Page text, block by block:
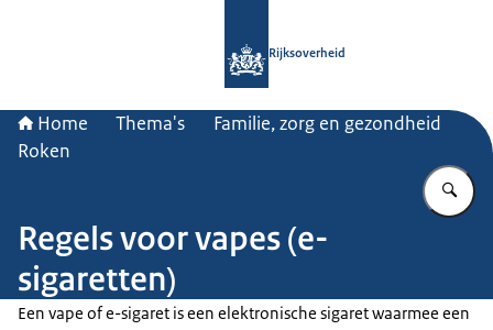
Rijksoverheid
Home Thema's
Familie, zorg en gezondheid
Roken
Regels voor vapes (e-
sigaretten)
Een vape of e-sigaret is een elektronische sigaret waarmee een